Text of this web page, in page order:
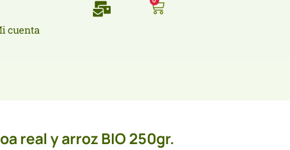
cuenta
real y arroz BIO 250gr.